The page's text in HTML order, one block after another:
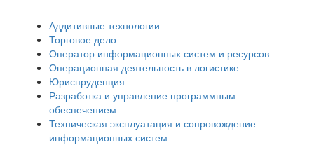
Аддитивные технологии
Торговое дело
Оператор информационных систем и ресурсов
Операционная деятельность в логистике
Юриспруденция
Разработка и управление программным
обеспечением
Техническая эксплуатация и сопровождение
информационных систем